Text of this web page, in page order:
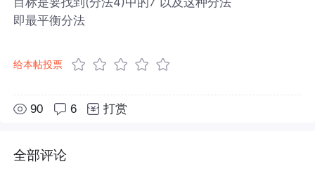
即最平衡分法
给本帖投票
90 6 打赏
全部评论